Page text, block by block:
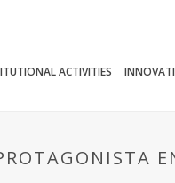
ACTIVITIES